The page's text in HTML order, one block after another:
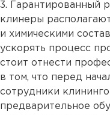
3. Гарантированный
клинеры
и химическими
ускорять процесс
стоит отнести
в том, что перед
сотрудники
предварительное